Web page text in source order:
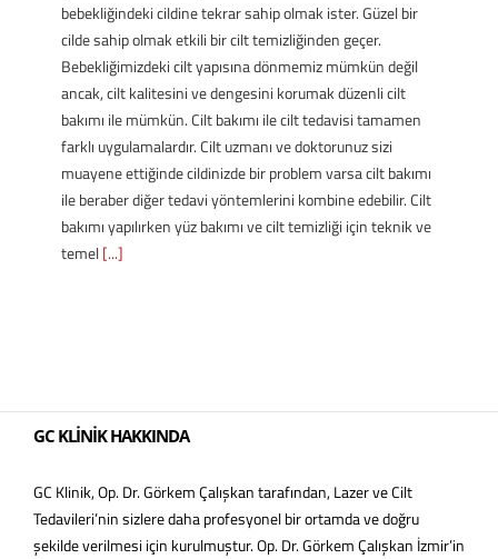
bebekliğindeki cildine tekrar sahip olmak ister. Güzel bir
cilde sahip olmak etkili bir cilt temizliğinden geçer.
Bebekliğimizdeki cilt yapısına dönmemiz mümkün değil
ancak, cilt kalitesini ve dengesini korumak düzenli cilt
bakımı ile mümkün. Cilt bakımı ile cilt tedavisi tamamen
farklı uygulamalardır. Cilt uzmanı ve doktorunuz sizi
muayene ettiğinde cildinizde bir problem varsa cilt bakımı
ile beraber diğer tedavi yöntemlerini kombine edebilir. Cilt
bakımı yapılırken yüz bakımı ve cilt temizliği için teknik ve
temel[...]
GC KLİNİK HAKKINDA
GC Klinik, Op. Dr. Görkem Çalışkan tarafından, Lazer ve Cilt
Tedavileri’nin sizlere daha profesyonel bir ortamda ve doğru
şekilde verilmesi için kurulmuştur. Op. Dr. Görkem Çalışkan İzmir’in